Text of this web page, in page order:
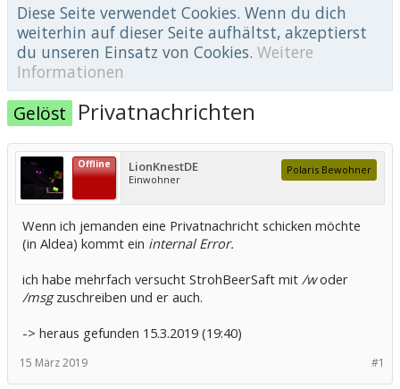
Diese Seite verwendet Cookies. Wenn du dich
weiterhin auf dieser Seite aufhältst, akzeptierst
du unseren Einsatz von Cookies. Weitere
Informationen
Gelöst Privatnachrichten
Offline LionKnestDE
Einwohner
Polaris Bewohner
Wenn ich jemanden eine Privatnachricht schicken möchte
(in Aldea) kommt ein internal Error.
ich habe mehrfach versucht StrohBeerSaft mit /woder
/msgzuschreiben und er auch.
-> heraus gefunden 15.3.2019 (19:40)
#1
15 März 2019